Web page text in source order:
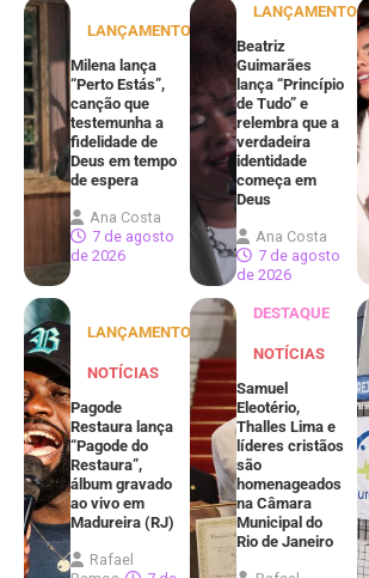
LANÇAMENTOS
Milena lança
“Perto Estás”,
canção que
testemunha a
fidelidade de
Deus em tempo
de espera
Ana Costa
7 de agosto
de 2026
LANÇAMENTOS
Beatriz
Guimarães
lança “Princípio
de Tudo” e
relembra que a
verdadeira
identidade
começa em
Deus
Ana Costa
7 de agosto
de 2026
LANÇAMENTOS
NOTÍCIAS
Pagode
Restaura lança
“Pagode do
Restaura”,
álbum gravado
ao vivo em
Madureira (RJ)
Rafael
DESTAQUE
NOTÍCIAS
Samuel
Eleotério,
Thalles Lima e
líderes cristãos
são
homenageados
na Câmara
Municipal do
Rio de Janeiro